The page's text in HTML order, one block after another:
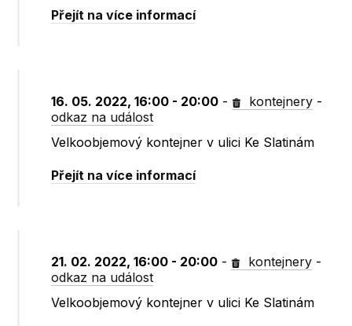
Přejít na více informací
16. 05. 2022, 16:00 - 20:00 - kontejnery -
odkaz na událost
Velkoobjemový kontejner v ulici Ke Slatinám
Přejít na více informací
21. 02. 2022, 16:00 - 20:00 - kontejnery -
odkaz na událost
Velkoobjemový kontejner v ulici Ke Slatinám